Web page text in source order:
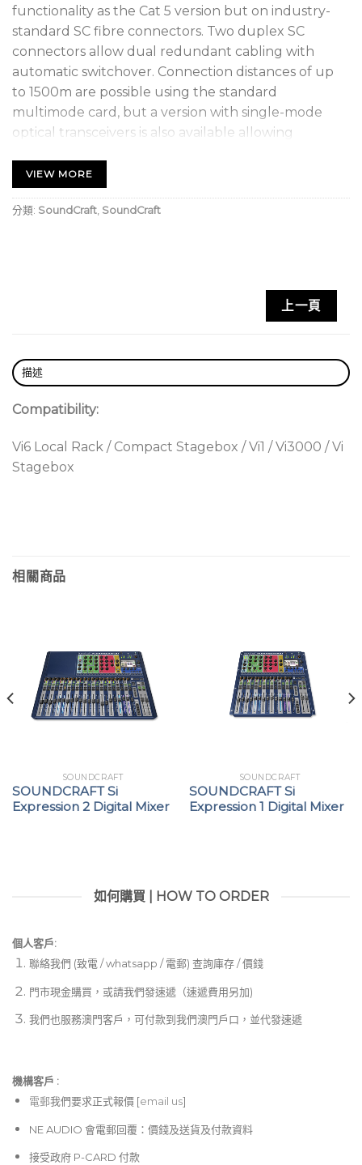
functionality as the Cat 5 version but on industry-
standard SC fibre connectors. Two duplex SC
connectors allow dual redundant cabling with
automatic switchover. Connection distances of up
to 1500m are possible using the standard
multimode card, but a version with single-mode
optical transceivers is also available allowing
VIEW MORE
分類: SoundCraft SoundCraft
上一頁
描述
Compatibility:
Vi6 Local Rack / Compact Stagebox / Vi1 / Vi3000 / Vi
Stagebox
相關商品
SOUNDCRAFT
SOUNDCRAFT Si
Expression 2 Digital Mixer
SOUNDCRAFT
SOUNDCRAFT Si
Expression 1 Digital Mixer
如何購買 | HOW TO ORDER
個人客戶:
聯絡我們 (致電 / whatsapp / 電郵) 查詢庫存 / 價錢
門市現金購買，或請我們發速遞（速遞費用另加)
我們也服務澳門客戶，可付款到我們澳門戶口，並代發速遞
機構客戶 :​
電郵我們要求正式報價 [email us]
NE AUDIO 會電郵回覆：價錢及送貨及付款資料
接受政府 P-CARD 付款